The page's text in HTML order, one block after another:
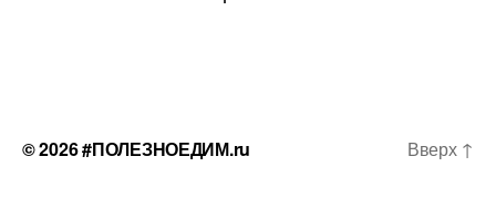
© 2026#ПОЛЕЗНОЕДИМ.ru Вверх ↑